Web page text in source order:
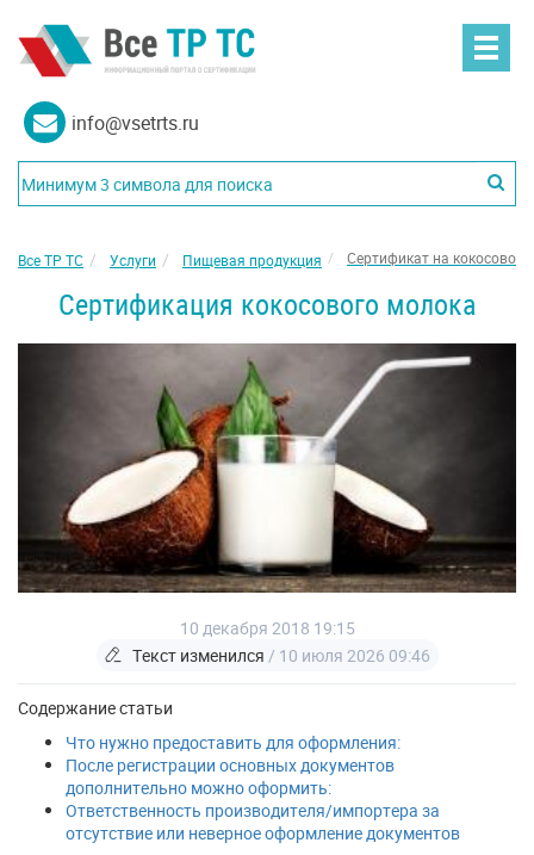
info@vsetrts.ru
Все ТР ТС Услуги Пищевая продукция Сертификат на кокосовое
Сертификация кокосового молока
10 декабря 2018 19:15
Текст изменился / 10 июля 2026 09:46
Содержание статьи
Что нужно предоставить для оформления:
После регистрации основных документов
дополнительно можно оформить:
Ответственность производителя/импортера за
отсутствие или неверное оформление документов